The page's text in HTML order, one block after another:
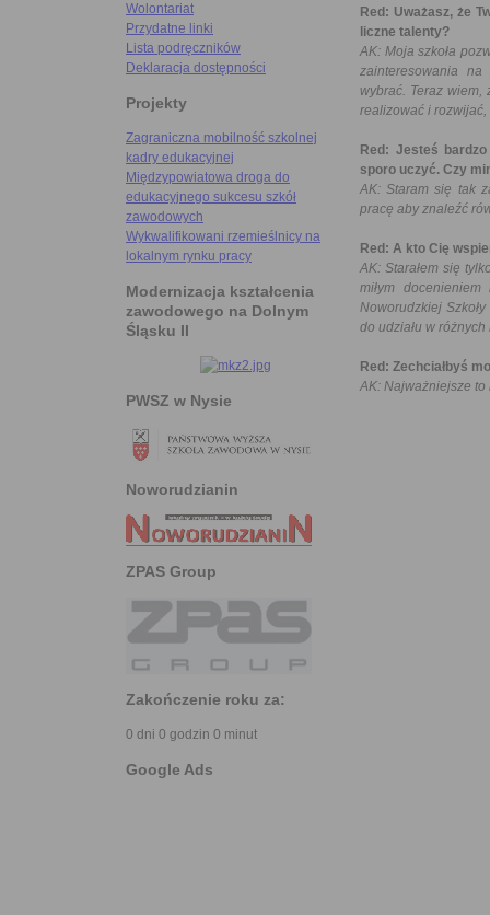
Wolontariat
Przydatne linki
Lista podręczników
Deklaracja dostępności
Projekty
Zagraniczna mobilność szkolnej
kadry edukacyjnej
Międzypowiatowa droga do
edukacyjnego sukcesu szkół
zawodowych
Wykwalifikowani rzemieślnicy na
lokalnym rynku pracy
Modernizacja kształcenia
zawodowego na Dolnym
Śląsku II
PWSZ w Nysie
Noworudzianin
ZPAS Group
Zakończenie roku za:
0 dni 0 godzin 0 minut
Google Ads
Red: Uważasz, że
liczne talenty?
AK: Moja szkoła
zainteresowania na
wybrać. Teraz wiem,
realizować i
Red: Jesteś
sporo uczyć. Czy
AK: Staram się tak
pracę aby znaleźć
Red: A kto Cię
AK: Starałem się
miłym
Noworudzkiej
do udziału w
Red: Zechciałbyś
AK: Najważniejsze